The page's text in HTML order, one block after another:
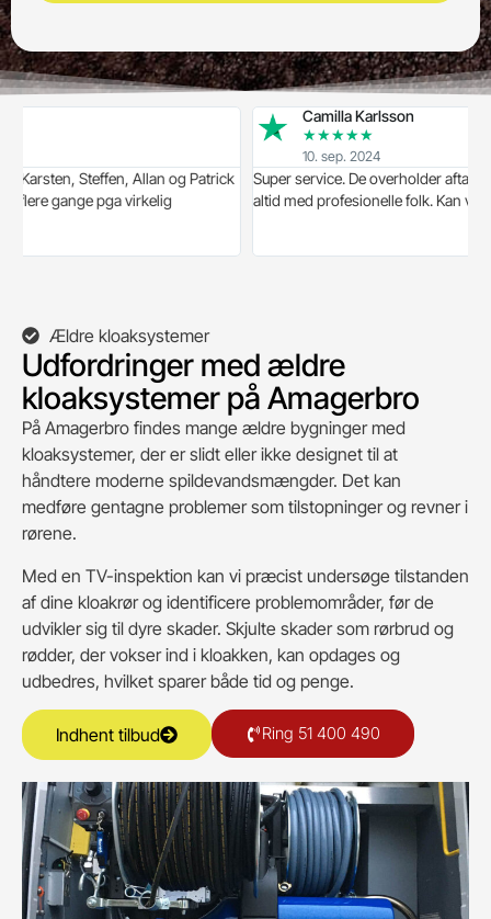
Steffen, Allan og Patrick
pga virkelig
Camilla Karlsson
★★★ ★★
10. sep. 2024
Super service. De overholder aftaler til
altid med profesionelle folk. Kan varmt
Ældre kloaksystemer
Udfordringer med ældre
kloaksystemer på Amagerbro
På Amagerbro findes mange ældre bygninger med
kloaksystemer, der er slidt eller ikke designet til at
håndtere moderne spildevandsmængder. Det kan
medføre gentagne problemer som tilstopninger og revner i
rørene.
Med en TV-inspektion kan vi præcist undersøge tilstanden
af dine kloakrør og identificere problemområder, før de
udvikler sig til dyre skader. Skjulte skader som rørbrud og
rødder, der vokser ind i kloakken, kan opdages og
udbedres, hvilket sparer både tid og penge.
Indhent tilbud Ring 51 400 490